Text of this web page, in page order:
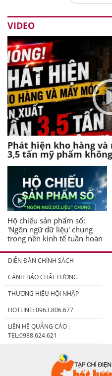
VIDEO
Phát hiện kho hàng và
3,5 tấn mỹ phẩm
Hộ chiếu sản phẩm số:
'Ngôn ngữ dữ liệu' chung
trong nền kinh tế tuần hoàn
DIỄN ĐÀN CHÍNH SÁCH
CẢNH BÁO CHẤT LƯỢNG
THƯƠNG HIỆU HỘI NHẬP
HOTLINE: 0963.806.677
LIÊN HỆ QUẢNG CÁO :
TEL:0988.624.621